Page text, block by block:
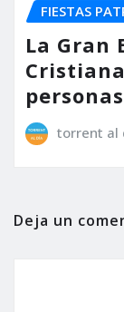
FIESTAS
La Gran
torrent al
Deja un